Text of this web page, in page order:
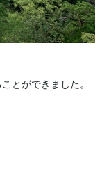
とができました。